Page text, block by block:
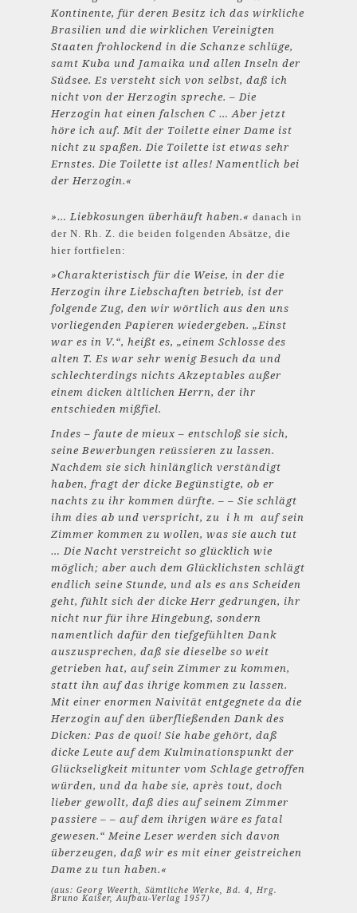
Kontinente, für deren Besitz ich das wirkliche
Brasilien und die wirklichen Vereinigten
Staaten frohlockend in die Schanze schlüge,
samt Kuba und Jamaika und allen Inseln der
Südsee. Es versteht sich von selbst, daß ich
nicht von der Herzogin spreche. – Die
Herzogin hat einen falschen C … Aber jetzt
höre ich auf. Mit der Toilette einer Dame ist
nicht zu spaßen. Die Toilette ist etwas sehr
Ernstes. Die Toilette ist alles! Namentlich bei
der Herzogin.«
»… Liebkosungen überhäuft haben.«danach in
der N. Rh. Z. die beiden folgenden Absätze, die
hier fortfielen:
»Charakteristisch für die Weise, in der die
Herzogin ihre Liebschaften betrieb, ist der
folgende Zug, den wir wörtlich aus den uns
vorliegenden Papieren wiedergeben. „Einst
war es in V.“, heißt es, „einem Schlosse des
alten T. Es war sehr wenig Besuch da und
schlechterdings nichts Akzeptables außer
einem dicken ältlichen Herrn, der ihr
entschieden mißfiel.
Indes – faute de mieux – entschloß sie sich,
seine Bewerbungen reüssieren zu lassen.
Nachdem sie sich hinlänglich verständigt
haben, fragt der dicke Begünstigte, ob er
nachts zu ihr kommen dürfte. – – Sie schlägt
ihm dies ab und verspricht, zu i h m auf sein
Zimmer kommen zu wollen, was sie auch tut
… Die Nacht verstreicht so glücklich wie
möglich; aber auch dem Glücklichsten schlägt
endlich seine Stunde, und als es ans Scheiden
geht, fühlt sich der dicke Herr gedrungen, ihr
nicht nur für ihre Hingebung, sondern
namentlich dafür den tiefgefühlten Dank
auszusprechen, daß sie dieselbe so weit
getrieben hat, auf sein Zimmer zu kommen,
statt ihn auf das ihrige kommen zu lassen.
Mit einer enormen Naivität entgegnete da die
Herzogin auf den überfließenden Dank des
Dicken: Pas de quoi! Sie habe gehört, daß
dicke Leute auf dem Kulminationspunkt der
Glückseligkeit mitunter vom Schlage getroffen
würden, und da habe sie, après tout, doch
lieber gewollt, daß dies auf seinem Zimmer
passiere – – auf dem ihrigen wäre es fatal
gewesen.“ Meine Leser werden sich davon
überzeugen, daß wir es mit einer geistreichen
Dame zu tun haben.«
(aus: Georg Weerth, Sämtliche Werke, Bd. 4, Hrg.
Bruno Kaiser, Aufbau-Verlag 1957)